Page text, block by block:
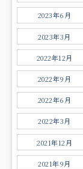
2023年6月
2023年3月
2022年12月
2022年9月
2022年6月
2022年3月
2021年12月
2021年9月